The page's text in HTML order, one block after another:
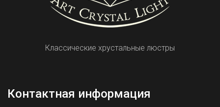
Классические хрустальные люстры
Контактная информация